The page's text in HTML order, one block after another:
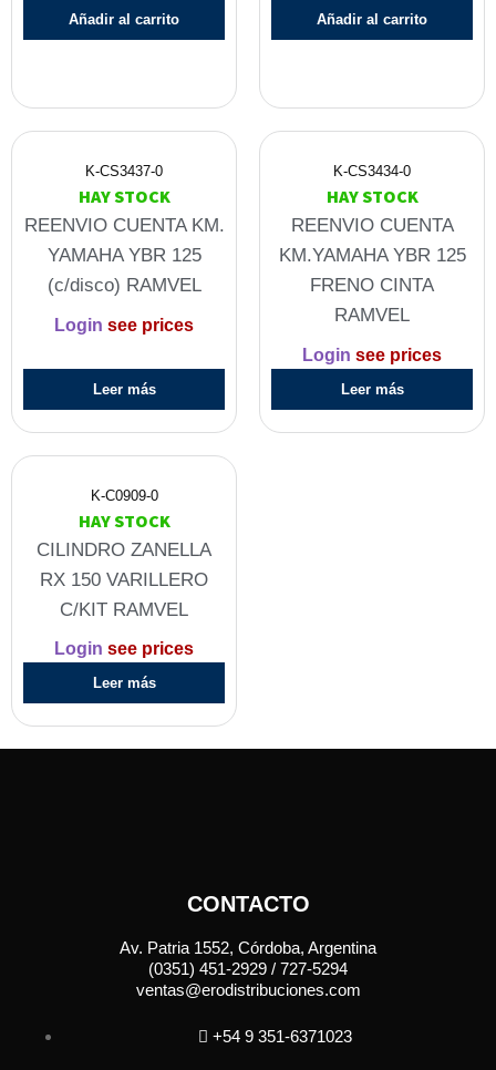
Añadir al carrito Añadir al carrito
K-CS3437-0
HAY STOCK
REENVIO CUENTA KM.
YAMAHA YBR 125
(c/disco) RAMVEL
Login see prices
Leer más
K-CS3434-0
HAY STOCK
REENVIO CUENTA
KM.YAMAHA YBR 125
FRENO CINTA
RAMVEL
Login see prices
Leer más
K-C0909-0
HAY STOCK
CILINDRO ZANELLA
RX 150 VARILLERO
C/KIT RAMVEL
Login see prices
Leer más
CONTACTO
Av. Patria 1552, Córdoba, Argentina
(0351) 451-2929 / 727-5294
ventas@erodistribuciones.com
+54 9 351-6371023